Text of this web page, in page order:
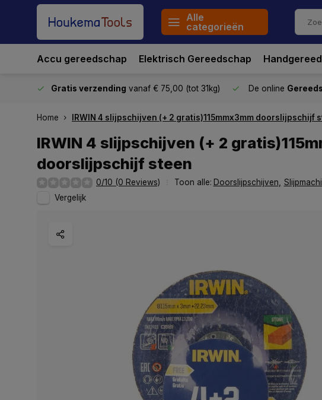
Alle
categorieën
Accu gereedschap Elektrisch Gereedschap
Gratis verzending vanaf € 75,00 (tot 31kg) De online
Home IRWIN 4 slijpschijven (+ 2 gratis)115mmx3mm doorslijpschijf
IRWIN 4 slijpschijven (+ 2
doorslijpschijf steen
0/10 (0 Reviews) Toon alle: Doorslijpschijven
Vergelijk